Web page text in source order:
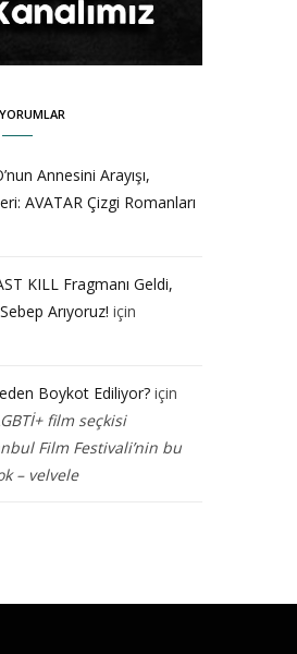
Annesini Arayışı,
AVATAR Çizgi Romanları
KILL Fragmanı Geldi,
Arıyoruz! için
Boykot Ediliyor? için
film seçkisi
Film Festivali’nin bu
– velvele